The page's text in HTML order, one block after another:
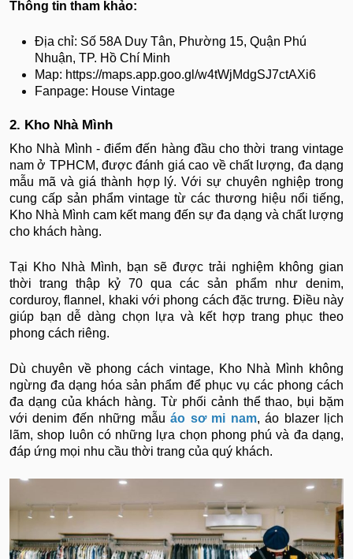
Thông tin tham khảo:
Địa chỉ: Số 58A Duy Tân, Phường 15, Quận Phú
Nhuận, TP. Hồ Chí Minh
Map: https://maps.app.goo.gl/w4tWjMdgSJ7ctAXi6
Fanpage: House Vintage
2. Kho Nhà Mình
Kho Nhà Mình - điểm đến hàng đầu cho thời trang vintage
nam ở TPHCM, được đánh giá cao về chất lượng, đa dạng
mẫu mã và giá thành hợp lý. Với sự chuyên nghiệp trong
cung cấp sản phẩm vintage từ các thương hiệu nổi tiếng,
Kho Nhà Mình cam kết mang đến sự đa dạng và chất lượng
cho khách hàng.
Tại Kho Nhà Mình, bạn sẽ được trải nghiệm không gian
thời trang thập kỷ 70 qua các sản phẩm như denim,
corduroy, flannel, khaki với phong cách đặc trưng. Điều này
giúp bạn dễ dàng chọn lựa và kết hợp trang phục theo
phong cách riêng.
Dù chuyên về phong cách vintage, Kho Nhà Mình không
ngừng đa dạng hóa sản phẩm để phục vụ các phong cách
đa dạng của khách hàng. Từ phối cảnh thể thao, bụi bặm
với denim đến những mẫuáo sơ mi nam, áo blazer lịch
lãm, shop luôn có những lựa chọn phong phú và đa dạng,
đáp ứng mọi nhu cầu thời trang của quý khách.